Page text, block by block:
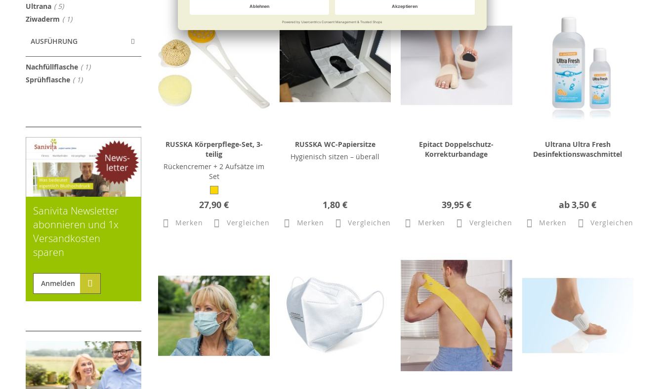
RUSSKA Körperpflege-Set, 3-
teilig
Rückencremer + 2 Aufsätze im
Set
27,90 €
Merken Vergleichen
RUSSKA WC-Papiersitze
Hygienisch sitzen – überall
1,80 €
Merken Vergleichen
Epitact Doppelschutz-
Korrekturbandage
39,95 €
Merken Vergleichen
Ultrana Ultra Fresh
Desinfektionswaschmittel
ab3,50 €
Merken Vergleichen
Ultrana 5Artikel
Ziwaderm 1Artikel
AUSFÜHRUNG
Nachfüllflasche 1Artikel
Sprühflasche 1Artikel
Sanivita Newsletter
abonnieren und 1x
Versandkosten
sparen
Anmelden